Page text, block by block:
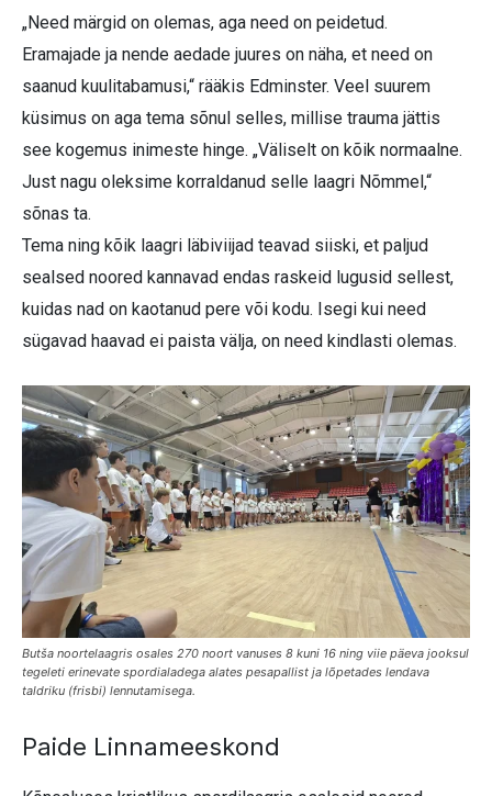
„Need märgid on olemas, aga need on peidetud.
Eramajade ja nende aedade juures on näha, et need on
saanud kuulitabamusi,“ rääkis Edminster. Veel suurem
küsimus on aga tema sõnul selles, millise trauma jättis
see kogemus inimeste hinge. „Väliselt on kõik normaalne.
Just nagu oleksime korraldanud selle laagri Nõmmel,“
sõnas ta.
Tema ning kõik laagri läbiviijad teavad siiski, et paljud
sealsed noored kannavad endas raskeid lugusid sellest,
kuidas nad on kaotanud pere või kodu. Isegi kui need
sügavad haavad ei paista välja, on need kindlasti olemas.
Butša noortelaagris osales 270 noort vanuses 8 kuni 16 ning viie päeva jooksul
tegeleti erinevate spordialadega alates pesapallist ja lõpetades lendava
taldriku (frisbi) lennutamisega.
Paide Linnameeskond